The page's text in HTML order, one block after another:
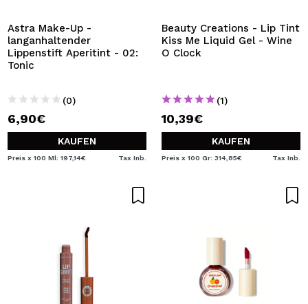
Astra Make-Up -
langanhaltender
Lippenstift Aperitint - 02:
Tonic
(0)
6,90€
KAUFEN
Preis x 100 Ml: 197,14€ Tax Inb.
Beauty Creations - Lip Tint
Kiss Me Liquid Gel - Wine
O Clock
(1)
10,39€
KAUFEN
Preis x 100 Gr: 314,85€ Tax Inb.